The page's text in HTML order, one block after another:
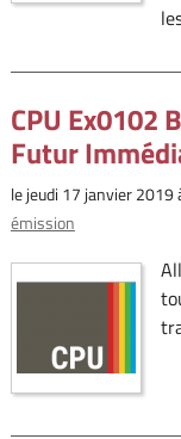
CPU Ex0102
Futur
le jeudi 17 janvier 2019
émission